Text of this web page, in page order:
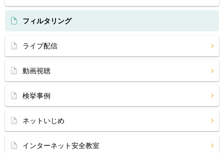
フィルタリング
ライブ配信
動画視聴
検挙事例
ネットいじめ
インターネット安全教室